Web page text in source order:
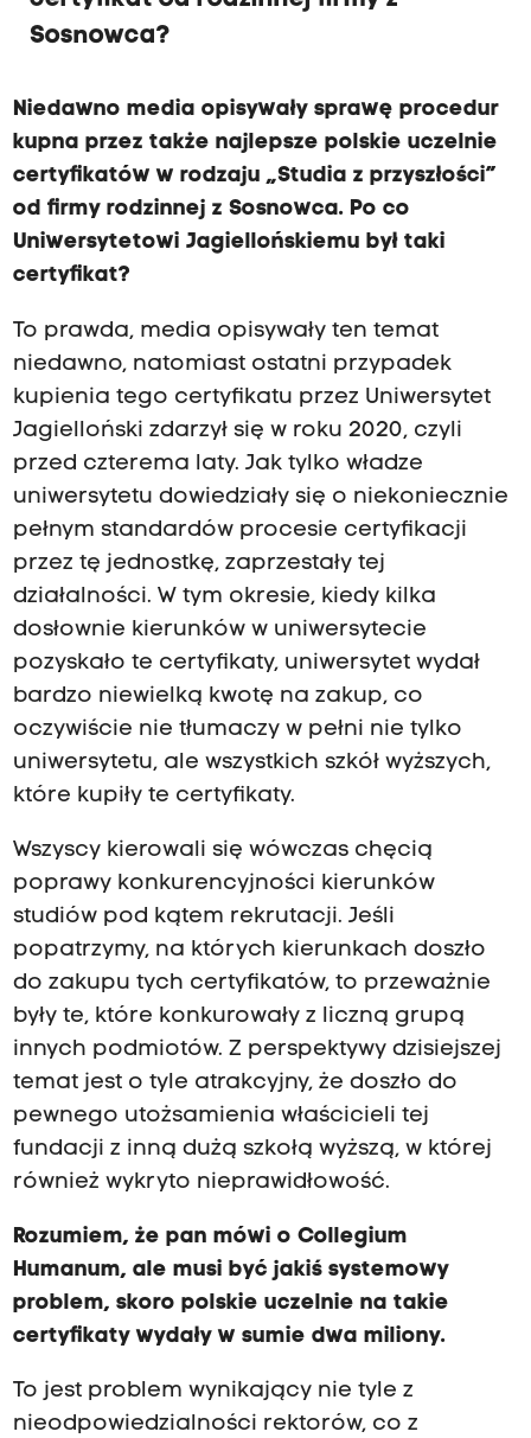
Sosnowca?
Niedawno media opisywały sprawę procedur
kupna przez także najlepsze polskie uczelnie
certyfikatów w rodzaju „Studia z przyszłości”
od firmy rodzinnej z Sosnowca. Po co
Uniwersytetowi Jagiellońskiemu był taki
certyfikat?
To prawda, media opisywały ten temat
niedawno, natomiast ostatni przypadek
kupienia tego certyfikatu przez Uniwersytet
Jagielloński zdarzył się w roku 2020, czyli
przed czterema laty. Jak tylko władze
uniwersytetu dowiedziały się o niekoniecznie
pełnym standardów procesie certyfikacji
przez tę jednostkę, zaprzestały tej
działalności. W tym okresie, kiedy kilka
dosłownie kierunków w uniwersytecie
pozyskało te certyfikaty, uniwersytet wydał
bardzo niewielką kwotę na zakup, co
oczywiście nie tłumaczy w pełni nie tylko
uniwersytetu, ale wszystkich szkół wyższych,
które kupiły te certyfikaty.
Wszyscy kierowali się wówczas chęcią
poprawy konkurencyjności kierunków
studiów pod kątem rekrutacji. Jeśli
popatrzymy, na których kierunkach doszło
do zakupu tych certyfikatów, to przeważnie
były te, które konkurowały z liczną grupą
innych podmiotów. Z perspektywy dzisiejszej
temat jest o tyle atrakcyjny, że doszło do
pewnego utożsamienia właścicieli tej
fundacji z inną dużą szkołą wyższą, w której
również wykryto nieprawidłowość.
Rozumiem, że pan mówi o Collegium
Humanum, ale musi być jakiś systemowy
problem, skoro polskie uczelnie na takie
certyfikaty wydały w sumie dwa miliony.
To jest problem wynikający nie tyle z
nieodpowiedzialności rektorów, co z